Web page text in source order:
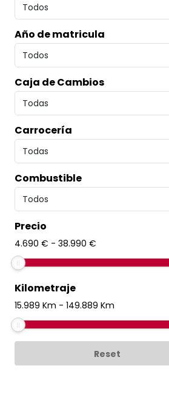
Año de matricula
Caja de Cambios
Carrocería
Combustible
Precio
4.690 € - 38.990 €
Kilometraje
15.989 Km - 149.889 Km
Reset